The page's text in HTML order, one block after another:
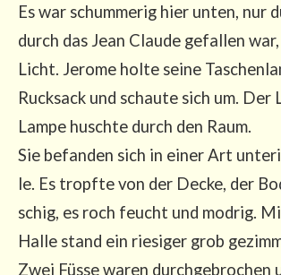
Es war schum­me­rig hier unten, nur
durch das Jean Clau­de gefal­len
Licht. Jero­me hol­te sei­ne
Ruck­sack und schau­te sich um. Der
Lam­pe husch­te durch den Raum.
Sie befan­den sich in einer Art
le. Es tropf­te von der Decke, der
schig, es roch feucht und mod­rig.
Hal­le stand ein rie­si­ger grob
Zwei Füs­se waren durch­ge­bro­chen